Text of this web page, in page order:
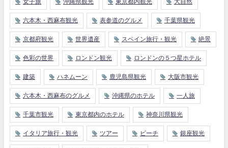
女子旅 沖縄県観光 東京都内観光 大自然
六本木・西麻布観光 表参道のグルメ 千葉県観光
京都府観光 世界遺産 スペイン旅行・観光 絶景
色彩の世界 ロンドン観光 ロンドンの５つ星ホテル
建築 ハネムーン 鹿児島県観光 大阪市観光
六本木・西麻布のグルメ 沖縄県のホテル 一人旅
千葉市観光 東京都内のホテル 神奈川県観光
イタリア旅行・観光 ツアー ビーチ 銀座観光